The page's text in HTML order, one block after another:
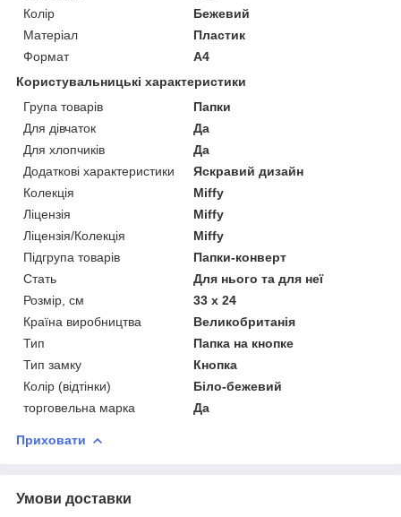
Колір
Бежевий
Матеріал
Пластик
Формат
A4
Користувальницькі характеристики
Група товарів
Папки
Для дівчаток
Да
Для хлопчиків
Да
Додаткові характеристики
Яскравий дизайн
Колекція
Miffy
Ліцензія
Miffy
Ліцензія/Колекція
Miffy
Підгрупа товарів
Папки-конверт
Стать
Для нього та для неї
Розмір, см
33 х 24
Країна виробництва
Великобританія
Тип
Папка на кнопке
Тип замку
Кнопка
Колір (відтінки)
Біло-бежевий
торговельна марка
Да
Приховати
Умови доставки